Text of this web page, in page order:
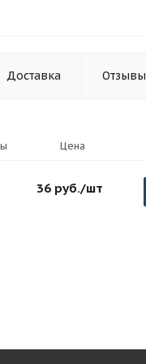
Доставка Отзывы
Цена
36руб./шт